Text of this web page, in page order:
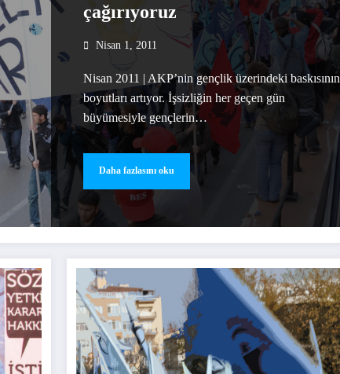
çağırıyoruz
Nisan 1, 2011
Nisan 2011 | AKP’nin gençlik üzerindeki baskısının
boyutları artıyor. İşsizliğin her geçen gün
büyümesiyle gençlerin…
Daha fazlasını oku